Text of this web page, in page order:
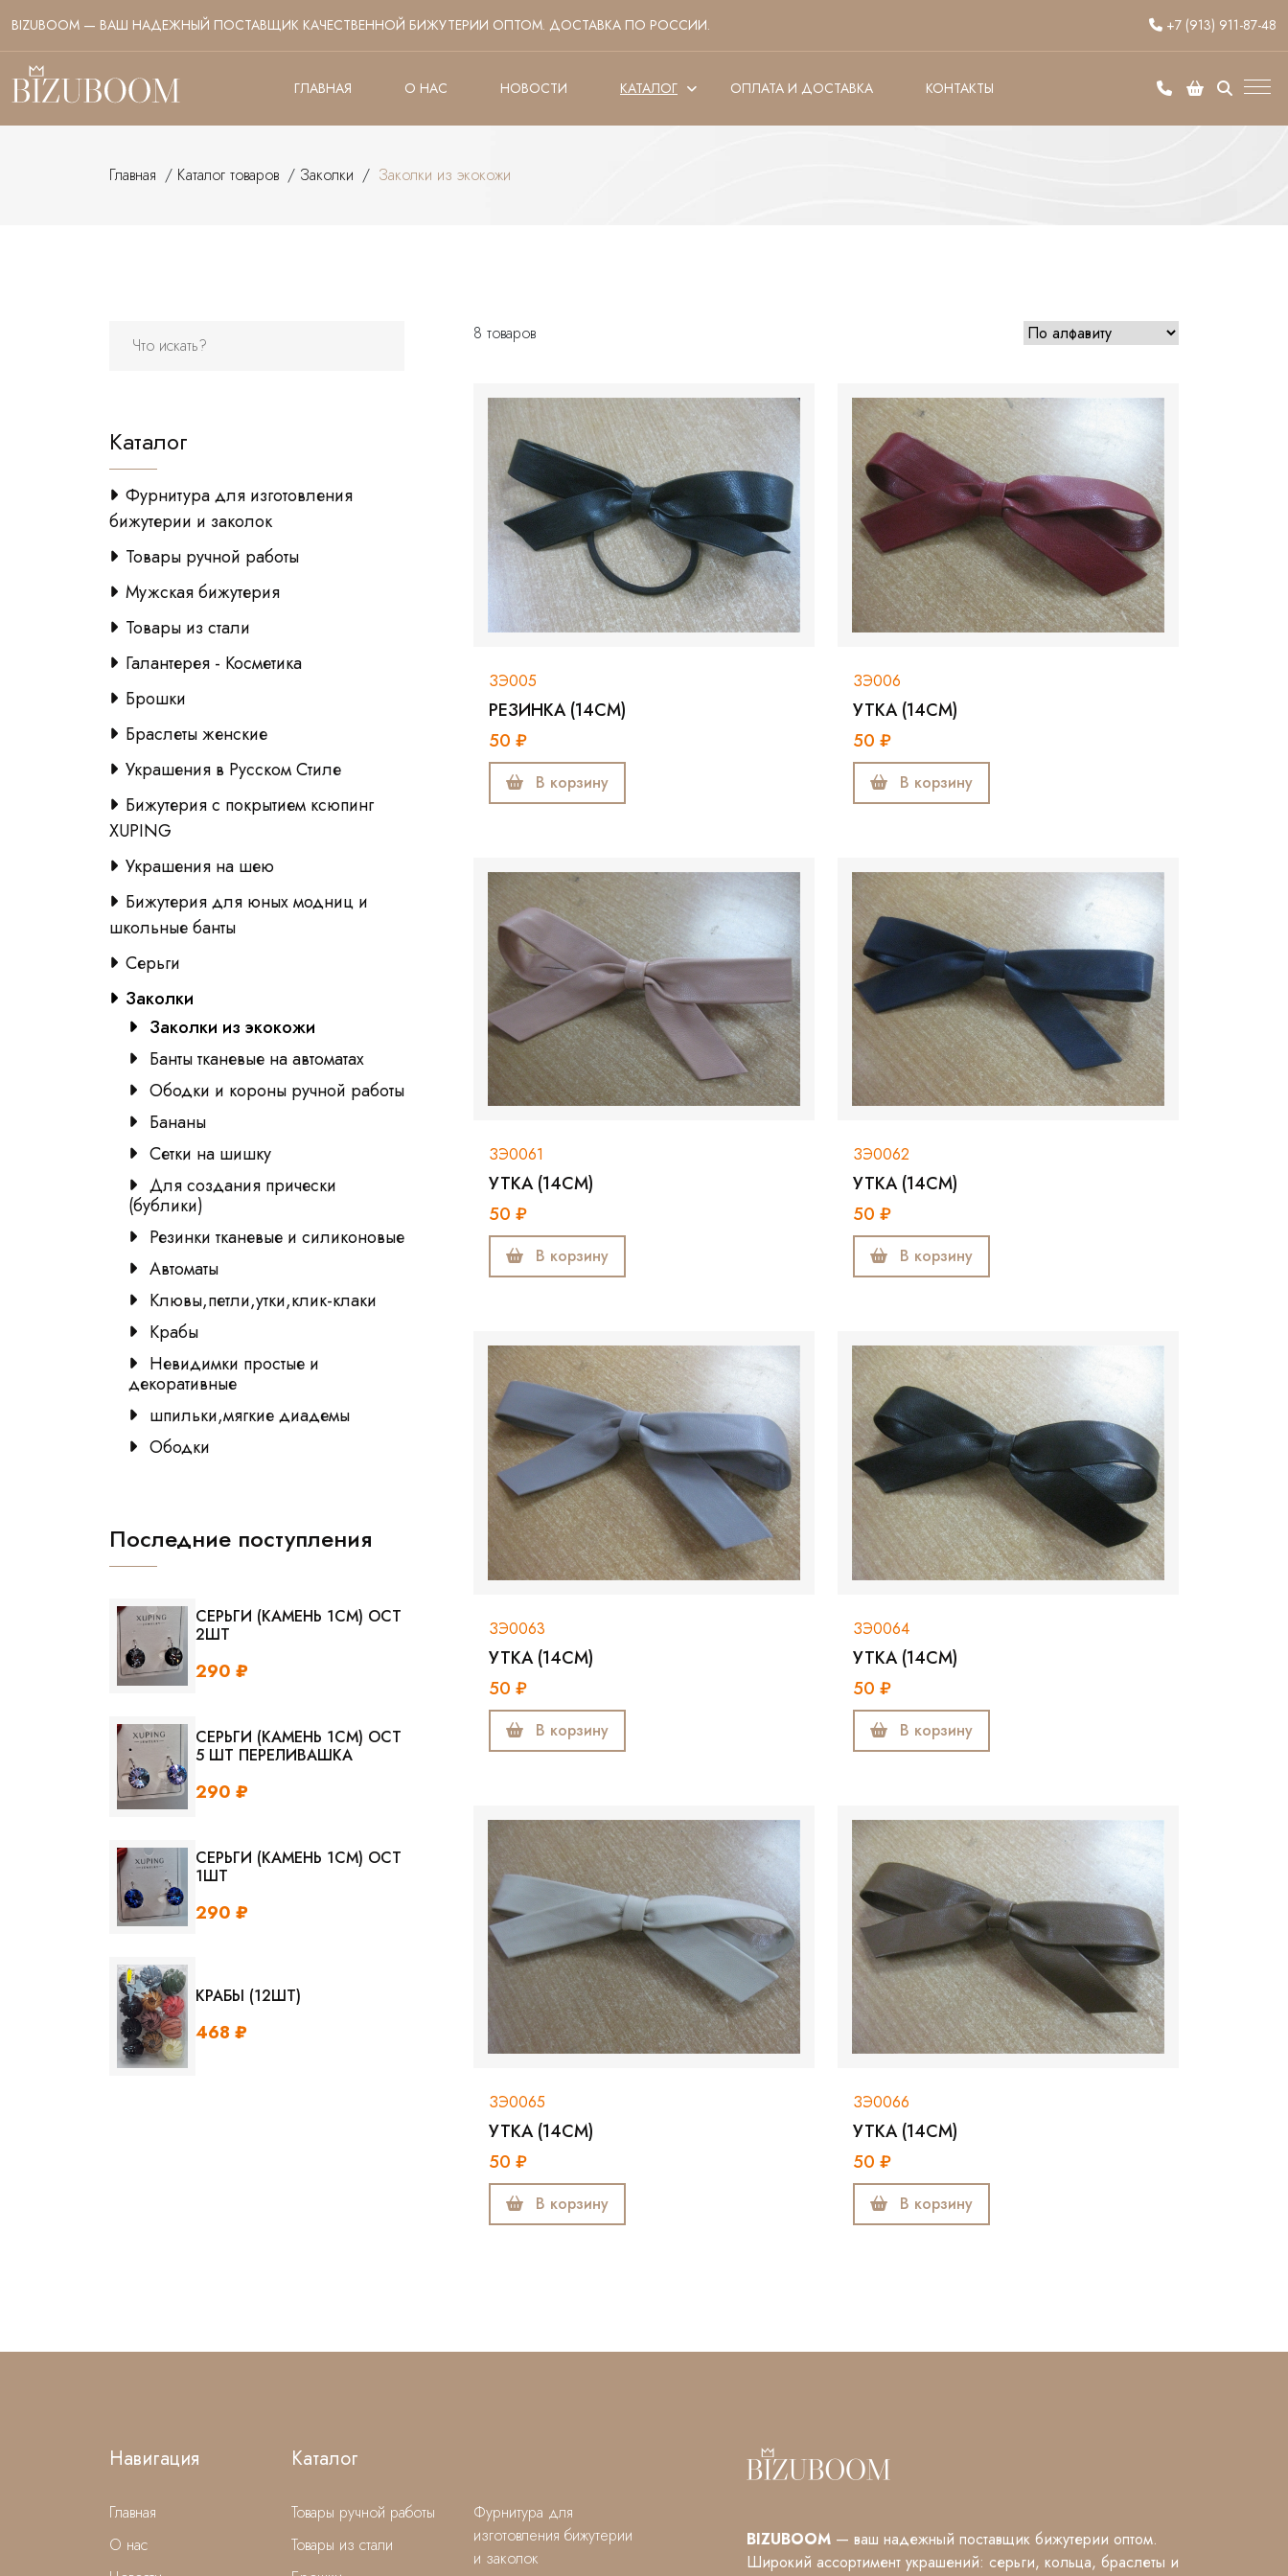
BIZUBOOM — ВАШ НАДЕЖНЫЙ ПОСТАВЩИК КАЧЕСТВЕННОЙ БИЖУТЕРИИ ОПТОМ. ДОСТАВКА ПО РОССИИ. +7 (913) 911-87-48
ГЛАВНАЯ О НАС НОВОСТИ КАТАЛОГ ОПЛАТА И ДОСТАВКА КОНТАКТЫ
Главная / Каталог товаров / Заколки / Заколки из экокожи
Каталог
Фурнитура для изготовления
бижутерии и заколок
Товары ручной работы
Мужская бижутерия
Товары из стали
Галантерея - Косметика
Брошки
Браслеты женские
Украшения в Русском Стиле
Бижутерия с покрытием ксюпинг
XUPING
Украшения на шею
Бижутерия для юных модниц и
школьные банты
Серьги
Заколки
Заколки из экокожи
Банты тканевые на автоматах
Ободки и короны ручной работы
Бананы
Сетки на шишку
Для создания прически
(бублики)
Резинки тканевые и силиконовые
Автоматы
Клювы,петли,утки,клик-клаки
Крабы
Невидимки простые и
декоративные
шпильки,мягкие диадемы
Ободки
Последние поступления
СЕРЬГИ (КАМЕНЬ 1СМ) ОСТ
2ШТ
290 ₽
СЕРЬГИ (КАМЕНЬ 1СМ) ОСТ
5 ШТ ПЕРЕЛИВАШКА
290 ₽
СЕРЬГИ (КАМЕНЬ 1СМ) ОСТ
1ШТ
290 ₽
КРАБЫ (12ШТ)
468 ₽
8 товаров
ЗЭ005
РЕЗИНКА (14СМ)
50 ₽
В корзину
ЗЭ006
УТКА (14СМ)
50 ₽
В корзину
ЗЭ0061
УТКА (14СМ)
50 ₽
В корзину
ЗЭ0062
УТКА (14СМ)
50 ₽
В корзину
ЗЭ0063
УТКА (14СМ)
50 ₽
В корзину
ЗЭ0064
УТКА (14СМ)
50 ₽
В корзину
ЗЭ0065
УТКА (14СМ)
50 ₽
В корзину
ЗЭ0066
УТКА (14СМ)
50 ₽
В корзину
Навигация
Главная
О нас
Каталог
Товары ручной работы
Товары из стали
Фурнитура для
изготовления бижутерии
и заколок
BIZUBOOM — ваш надежный поставщик бижутерии оптом.
Широкий ассортимент украшений: серьги, кольца, браслеты и